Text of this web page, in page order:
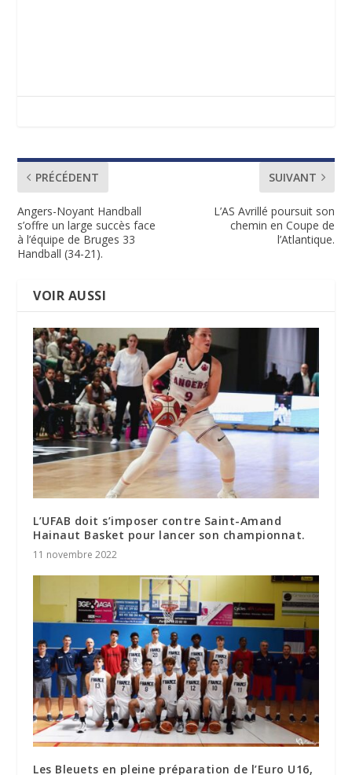
PRÉCÉDENT
Angers-Noyant Handball
s’offre un large succès face
à l’équipe de Bruges 33
Handball (34-21).
SUIVANT
L’AS Avrillé poursuit son
chemin en Coupe de
l’Atlantique.
VOIR AUSSI
L’UFAB doit s’imposer contre Saint-Amand
Hainaut Basket pour lancer son championnat.
11 novembre 2022
Les Bleuets en pleine préparation de l’Euro U16,